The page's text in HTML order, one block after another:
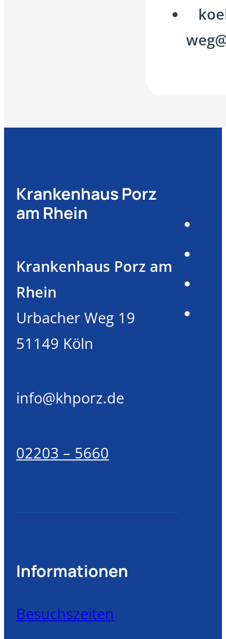
Krankenhaus Porz
am Rhein
Krankenhaus Porz am
Rhein
Urbacher Weg 19
51149 Köln
info@khporz.de
02203 – 5660
Informationen
Besuchszeiten